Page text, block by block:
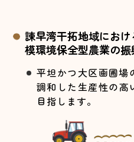
諫早湾干拓地域にお
模環境保全型農業の振
平坦かつ大区画圃場
調和した生産性の高
目指します。